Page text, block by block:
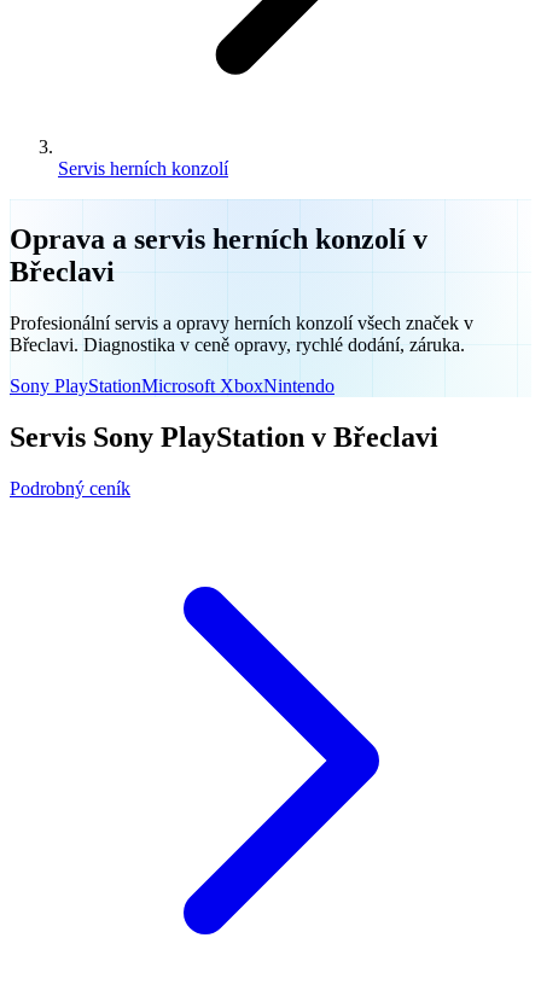
Servis herních konzolí
Oprava a servis herních konzolí v
Břeclavi
Profesionální servis a opravy herních konzolí všech značek v
Břeclavi. Diagnostika v ceně opravy, rychlé dodání, záruka.
Sony PlayStationMicrosoft XboxNintendo
Servis Sony PlayStation v Břeclavi
Podrobný ceník